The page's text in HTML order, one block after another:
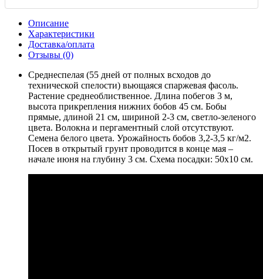
Описание
Характеристики
Доставка/оплата
Отзывы (0)
Среднеспелая (55 дней от полных всходов до
технической спелости) вьющаяся спаржевая фасоль.
Растение среднеоблиственное. Длина побегов 3 м,
высота прикрепления нижних бобов 45 см. Бобы
прямые, длиной 21 см, шириной 2-3 см, светло-зеленого
цвета. Волокна и пергаментный слой отсутствуют.
Семена белого цвета. Урожайность бобов 3,2-3,5 кг/м2.
Посев в открытый грунт проводится в конце мая –
начале июня на глубину 3 см. Схема посадки: 50х10 см.